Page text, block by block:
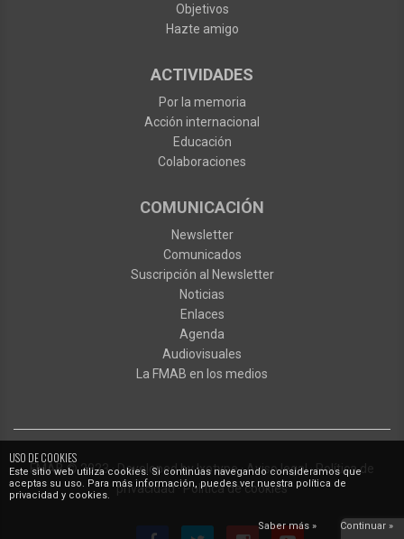
USO DE COOKIES
Este sitio web utiliza cookies. Si continúas navegando consideramos que
aceptas su uso. Para más información, puedes ver nuestra política de
privacidad y cookies.
Saber más » Continuar »
Objetivos
Hazte amigo
ACTIVIDADES
Por la memoria
Acción internacional
Educación
Colaboraciones
COMUNICACIÓN
Newsletter
Comunicados
Suscripción al Newsletter
Noticias
Enlaces
Agenda
Audiovisuales
La FMAB en los medios
FMAB© 2023·Developed byIxotype·Aviso legal·Política de
privacidad·Política de cookies